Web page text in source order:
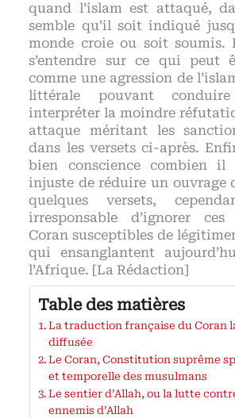
quand l’islam est attaqué,
semble qu’il soit indiqué
monde croie ou soit soumis.
s’entendre sur ce qui peut
comme une agression de
littérale pouvant
interpréter la moindre
attaque méritant les
dans les versets ci-après.
bien conscience combien il
injuste de réduire un ouvrage
quelques versets,
irresponsable d’ignorer ces
Coran susceptibles de
qui ensanglantent
l’Afrique. [La Rédaction]
Table des matières
La traduction française du Coran
diffusée
Le Coran, Constitution suprême
et temporelle des musulmans
Le sentier d’Allah, ou la lutte
ennemis d’Allah